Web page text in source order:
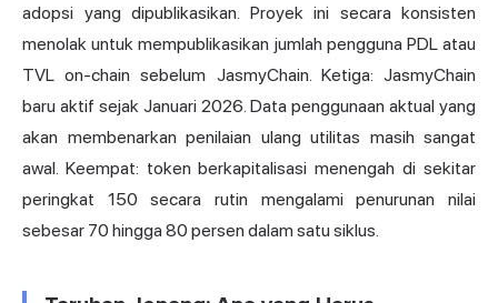
adopsi yang dipublikasikan. Proyek ini secara konsisten
menolak untuk mempublikasikan jumlah pengguna PDL atau
TVL on-chain sebelum JasmyChain. Ketiga: JasmyChain
baru aktif sejak Januari 2026. Data penggunaan aktual yang
akan membenarkan penilaian ulang utilitas masih sangat
awal. Keempat: token berkapitalisasi menengah di sekitar
peringkat 150 secara rutin mengalami penurunan nilai
sebesar 70 hingga 80 persen dalam satu siklus.